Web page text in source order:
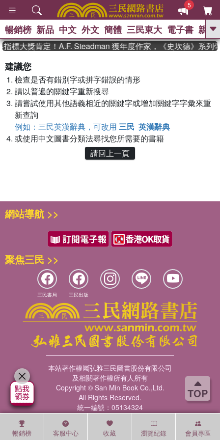
TOP
5
GO
史是一群喵 、
獎 臺灣漫遊錄
登輝時代 、 數學女孩：黎曼猜想 、
暢銷榜 新品 中文 外文 簡體 三民東大 電子書 親子
標大獎肯定！A.F. Steadman 獲年度作家，《史坎德》系列
建議您
檢查是否有錯別字或拼字錯誤的情形
請以普遍的關鍵字重新搜尋
請嘗試使用其他語義相近的關鍵字或增加關鍵字字彙來重
新查詢
例如：三民英漢辭典，可改用 三民 英漢辭典
或使用中文圖書分類法尋找您所需要的書籍
請回上一頁
暢銷榜 客服中心 收藏 瀏覽紀錄 會員專區
網站導航 >>
聚焦三民 >>
三民書局 三民出版
本站著作權屬弘雅三民圖書股份有限公司
及相關著作權所有人所有
Copyright © San Min Book Co.,Ltd.
All Rights Reserved.
統一編號：05134324